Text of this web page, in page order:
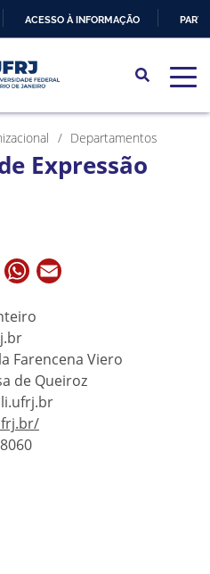
PARA
O
CONTEÚDO
ACESSO À INFORMAÇÃO
Departamentos
Expressão
LinkedInWhatsApp
Farencena Viero
de Queiroz